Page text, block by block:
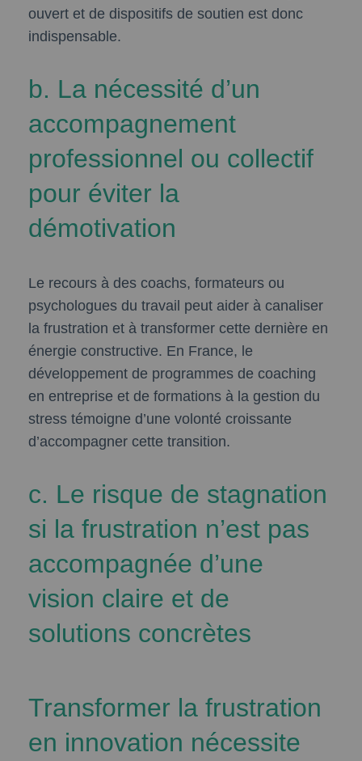
ouvert et de dispositifs de soutien est donc
indispensable.
b. La nécessité d’un
accompagnement
professionnel ou collectif
pour éviter la
démotivation
Le recours à des coachs, formateurs ou
psychologues du travail peut aider à canaliser
la frustration et à transformer cette dernière en
énergie constructive. En France, le
développement de programmes de coaching
en entreprise et de formations à la gestion du
stress témoigne d’une volonté croissante
d’accompagner cette transition.
c. Le risque de stagnation
si la frustration n’est pas
accompagnée d’une
vision claire et de
solutions concrètes
Transformer la frustration
en innovation nécessite